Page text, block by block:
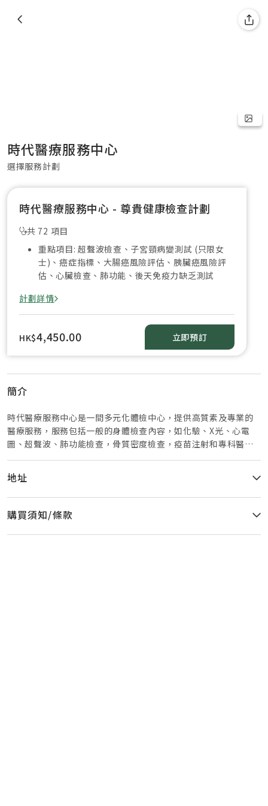
時代醫療服務中心
選擇服務計劃
時代醫療服務中心 - 尊貴健康檢查計劃
共 72 項目
重點項目: 超聲波檢查、子宮頸病變測試 (只限女
士)、癌症指標、大腸癌風險評估、胰臟癌風險評
估、心臟檢查、肺功能、後天免疫力缺乏測試
計劃詳情
HK$4,450.00 立即預訂
簡介
時代醫療服務中心是一間多元化體檢中心，提供高質素及專業的
醫療服務，服務包括一般的身體檢查內容，如化驗、X光、心電
圖、超聲波、肺功能檢查，骨質密度檢查，疫苗注射和專科醫生
轉介等服務。 時代醫療集團一直以創新專業精神引領業界，更是
亞太區極少數專注基因技術的一站式醫療服務機構。頂尖的科研
專家、經驗豐富的醫護人員，加上最先進的嶄新醫學儀器，讓集
團能為香港以至大中華地區的客戶提供最卓越全面的醫療服務。
時代醫療集團秉持與時並進的理念，除了在多個主要地區開設服
務完善的時代醫療服務中心，亦創立時代基因檢測中心，陣容鼎
盛的科研團隊匯集數十位優秀的基因學、細胞及分子生物學和生
地址
購買須知/條款